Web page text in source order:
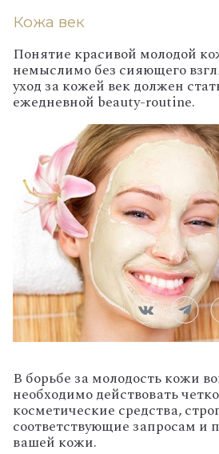
Кожа век
Понятие красивой молодой
немыслимо без сияющего
уход за кожей век должен
ежедневной beauty-routine.
В борьбе за молодость кожи
необходимо действовать
косметические средства,
соответствующие запросам и
вашей кожи.